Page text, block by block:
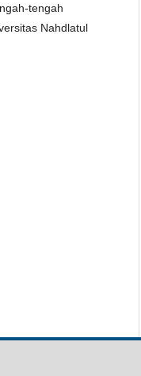
tengah
Nahdlatul